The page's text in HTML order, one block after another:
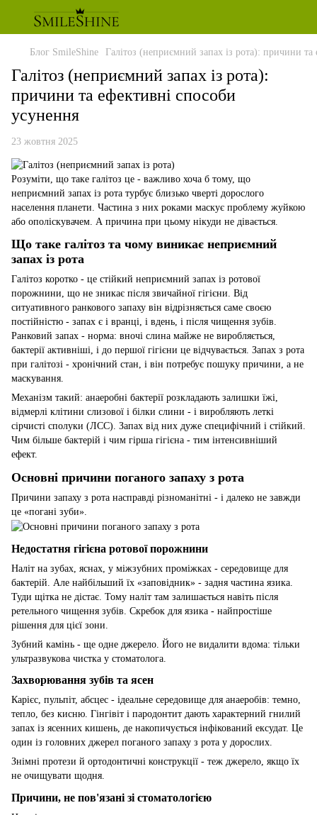
Блог SmileShine Галітоз (неприємний запах із рота): причини
Галітоз (неприємний запах із рота):
причини та ефективні способи
усунення
23 жовтня 2025
Розуміти, що таке галітоз це - важливо хоча б тому, що
неприємний запах із рота турбує близько чверті дорослого
населення планети. Частина з них роками маскує проблему жуйкою
або ополіскувачем. А причина при цьому нікуди не дівається.
Що таке галітоз та чому виникає неприємний
запах із рота
Галітоз коротко - це стійкий неприємний запах із ротової
порожнини, що не зникає після звичайної гігієни. Від
ситуативного ранкового запаху він відрізняється саме своєю
постійністю - запах є і вранці, і вдень, і після чищення зубів.
Ранковий запах - норма: вночі слина майже не виробляється,
бактерії активніші, і до першої гігієни це відчувається. Запах з рота
при галітозі - хронічний стан, і він потребує пошуку причини, а не
маскування.
Механізм такий: анаеробні бактерії розкладають залишки їжі,
відмерлі клітини слизової і білки слини - і виробляють леткі
сірчисті сполуки (ЛСС). Запах від них дуже специфічний і стійкий.
Чим більше бактерій і чим гірша гігієна - тим інтенсивніший
ефект.
Основні причини поганого запаху з рота
Причини запаху з рота насправді різноманітні - і далеко не завжди
це «погані зуби».
Недостатня гігієна ротової порожнини
Наліт на зубах, яснах, у міжзубних проміжках - середовище для
бактерій. Але найбільший їх «заповідник» - задня частина язика.
Туди щітка не дістає. Тому наліт там залишається навіть після
ретельного чищення зубів. Скребок для язика - найпростіше
рішення для цієї зони.
Зубний камінь - ще одне джерело. Його не видалити вдома: тільки
ультразвукова чистка у стоматолога.
Захворювання зубів та ясен
Карієс, пульпіт, абсцес - ідеальне середовище для анаеробів: темно,
тепло, без кисню. Гінгівіт і пародонтит дають характерний гнилий
запах із ясенних кишень, де накопичується інфікований ексудат. Це
один із головних джерел поганого запаху з рота у дорослих.
Знімні протези й ортодонтичні конструкції - теж джерело, якщо їх
не очищувати щодня.
Причини, не пов'язані зі стоматологією